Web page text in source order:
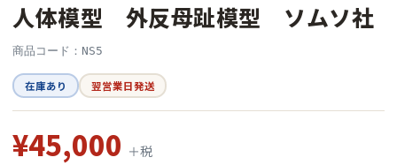
人体模型 外反母趾模型 ソムソ社
商品コード：NS5
在庫あり 翌営業日発送
¥45,000 ＋税